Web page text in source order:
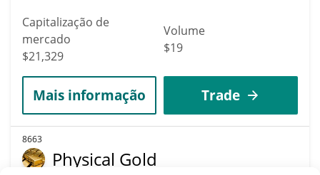
Capitalização de
mercado
$21,329
Volume
$19
Mais informação Trade
8663
Physical Gold